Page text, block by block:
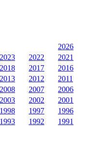
2026
2023 2022
2021
2018 2017
2016
2013 2012
2011
2008 2007
2006
2003 2002
2001
1998 1997
1996
1993 1992 1991